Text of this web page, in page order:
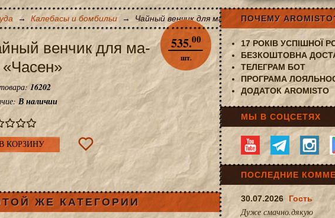
→ Калебасы и бомбильи → Чайный венчик для ма-тя «Часен»
венчик для ма-
«Часен»
535.00
шт.
16202
В наличии
КОРЗИНУ
ЖЕ КАТЕГОРИИ
ПОЧЕМУ
17 РОКІВ УСПІШНОЇ
БЕЗКОШТОВНА
ТЕЛЕГРАМ БОТ
ПРОГРАМА
ДОДАТОК AROMISTO
МЫ В СОЦСЕТЯХ
ПОСЛЕДНИЕ
30.07.2026 Гость
Дуже смачно.дякую